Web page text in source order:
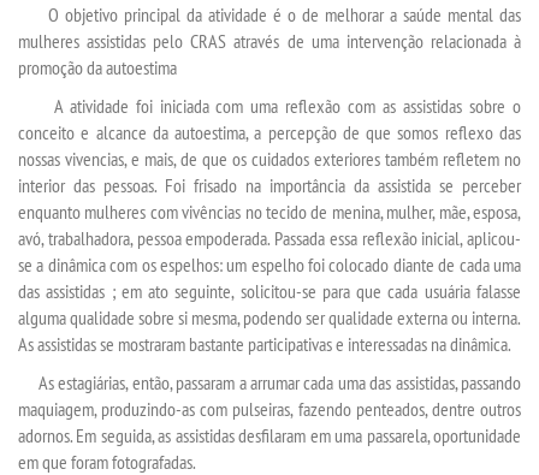
UNIESP NEWS
REPOSITÓRIO
PDI
MANUAIS
REGULAMENTOS
REGIMENTOS
INFRAESTRUTURA
O objetivo principal da atividade é o de melhorar a saúde mental das
mulheres assistidas pelo CRAS através de uma intervenção relacionada à
promoção da autoestima
A atividade foi iniciada com uma reflexão com as assistidas sobre o
conceito e alcance da autoestima, a percepção de que somos reflexo das
nossas vivencias, e mais, de que os cuidados exteriores também refletem no
interior das pessoas. Foi frisado na importância da assistida se perceber
enquanto mulheres com vivências no tecido de menina, mulher, mãe, esposa,
avó, trabalhadora, pessoa empoderada. Passada essa reflexão inicial, aplicou-
se a dinâmica com os espelhos: um espelho foi colocado diante de cada uma
das assistidas ; em ato seguinte, solicitou-se para que cada usuária falasse
alguma qualidade sobre si mesma, podendo ser qualidade externa ou interna.
As assistidas se mostraram bastante participativas e interessadas na dinâmica.
As estagiárias, então, passaram a arrumar cada uma das assistidas, passando
maquiagem, produzindo-as com pulseiras, fazendo penteados, dentre outros
adornos. Em seguida, as assistidas desfilaram em uma passarela, oportunidade
em que foram fotografadas.